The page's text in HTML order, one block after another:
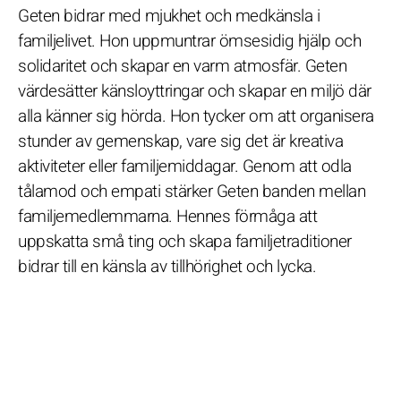
Geten bidrar med mjukhet och medkänsla i
familjelivet. Hon uppmuntrar ömsesidig hjälp och
solidaritet och skapar en varm atmosfär. Geten
värdesätter känsloyttringar och skapar en miljö där
alla känner sig hörda. Hon tycker om att organisera
stunder av gemenskap, vare sig det är kreativa
aktiviteter eller familjemiddagar. Genom att odla
tålamod och empati stärker Geten banden mellan
familjemedlemmarna. Hennes förmåga att
uppskatta små ting och skapa familjetraditioner
bidrar till en känsla av tillhörighet och lycka.